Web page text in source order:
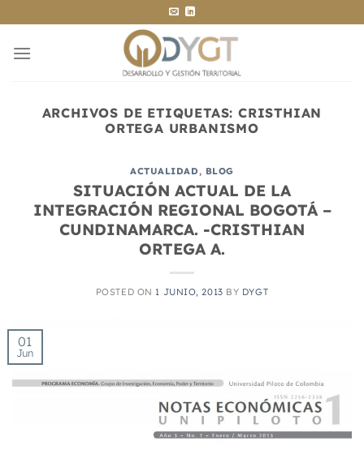
al
contenido
ARCHIVOS DE ETIQUETAS:CRISTHIAN
ORTEGA URBANISMO
ACTUALIDAD, BLOG
SITUACIÓN ACTUAL DE LA
INTEGRACIÓN REGIONAL BOGOTÁ –
CUNDINAMARCA. -CRISTHIAN
ORTEGA A.
POSTED ON 1 JUNIO, 2013 BY DYGT
01
Jun